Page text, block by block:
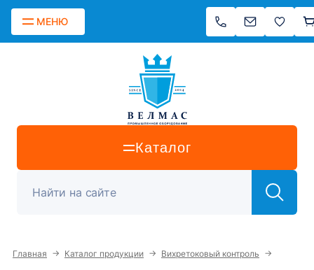
МЕНЮ
Каталог
Главная → Каталог продукции → Вихретоковый контроль →